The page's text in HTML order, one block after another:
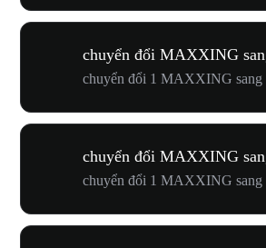
chuyển đổi MAXXING
chuyển đổi 1 MAXXING sang
chuyển đổi MAXXING
chuyển đổi 1 MAXXING sang